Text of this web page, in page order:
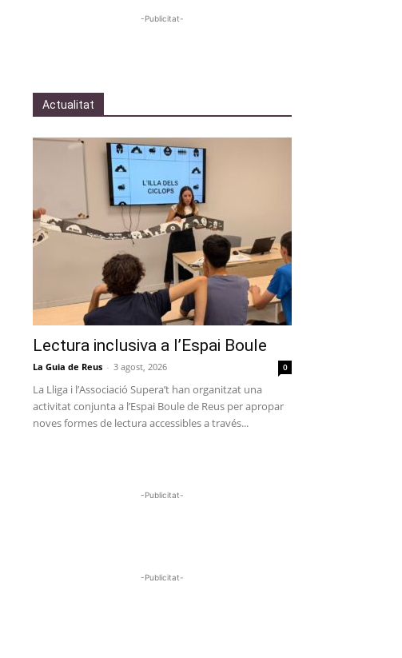
-Publicitat-
Actualitat
Lectura inclusiva a l’Espai Boule
La Guia de Reus - 3 agost, 2026 0
La Lliga i l’Associació Supera’t han organitzat una
activitat conjunta a l’Espai Boule de Reus per apropar
noves formes de lectura accessibles a través...
-Publicitat-
-Publicitat-